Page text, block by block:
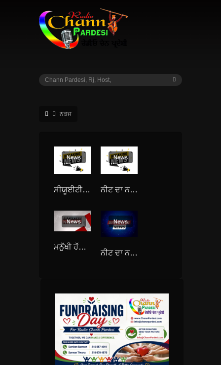
ਨਤਜ
News
ਸੀਯੂਈਟੀ-ਯੂਜੀ ਦੇ ਨਤੀਜੇ ਐਲਾਨੇ: 114 ਉਮੀਦਵਾਰਾਂ ਨੇ ਚਾਰ-ਪੰਜ ਵਿਸ਼ਿਆਂ ਵਿੱਚ 100 ਫ਼ੀਸਦੀ ਅੰਕ ਹਾਸਲ ਕੀਤੇ
News
ਨੀਟ ਦਾ ਨਤੀਜਾ: ਜ਼ੀਰਕਪੁਰ ਦਾ ਅਰਪਿਤ ਨਾਰੰਗ ਪੰਜਾਬ ’ਚੋਂ ਤੇ ਹਰਿਆਣਾ ਦੀ ਤਨਿਸ਼ਕਾ ਦੇਸ਼ ’ਚੋਂ ਟੌਪਰ
News
ਮਨੁੱਖੀ ਹੱਕਾਂ ਦੇ ਘਾਣ ਦਾ ਨਤੀਜਾ ਹੈ ਸ੍ਰੀਲੰਕਾ ਸੰਕਟ: ਯੂਐੱਨ ਰਿਪੋਰਟ
News
ਨੀਟ ਦਾ ਨਤੀਜਾ ਐਲਾਨਿਆ; ਰਾਜਸਥਾਨ ਦੀ ਤਨਿਸ਼ਕਾ ਅੱਵਲ